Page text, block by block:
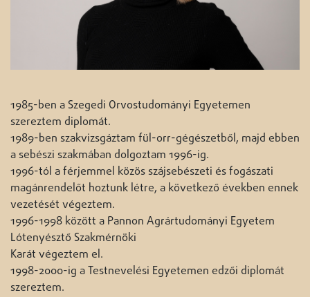
1985-ben a Szegedi Orvostudományi Egyetemen
szereztem diplomát.
1989-ben szakvizsgáztam fül-orr-gégészetből, majd ebben
a sebészi szakmában dolgoztam 1996-ig.
1996-tól a férjemmel közös szájsebészeti és fogászati
magánrendelőt hoztunk létre, a következő években ennek
vezetését végeztem.
1996-1998 között a Pannon Agrártudományi Egyetem
Lótenyésztő Szakmérnöki
Karát végeztem el.
1998-2000-ig a Testnevelési Egyetemen edzői diplomát
szereztem.